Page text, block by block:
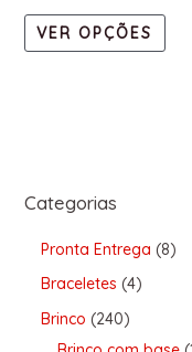
Categorias
Pronta Entrega 8
Braceletes 4
Brinco 240
VER OPÇÕES